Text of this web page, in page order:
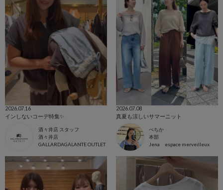
2026.07.16
インしないコーデ特集✨
酒々井店 スタッフ
酒々井店
GALLARDAGALANTE OUTLET
2026.07.08
真夏も涼しいサマーニット
べちか
本部
Jena espace merveilleux